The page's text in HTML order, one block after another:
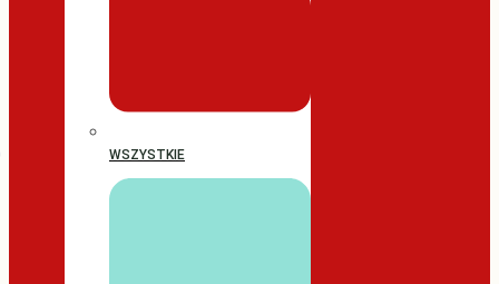
WSZYSTKIE